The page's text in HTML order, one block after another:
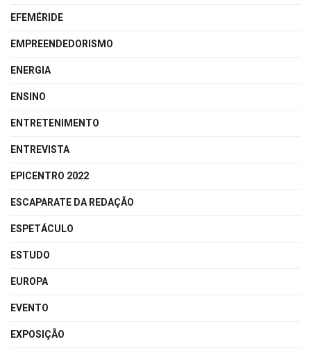
EFEMÉRIDE
EMPREENDEDORISMO
ENERGIA
ENSINO
ENTRETENIMENTO
ENTREVISTA
EPICENTRO 2022
ESCAPARATE DA REDAÇÃO
ESPETÁCULO
ESTUDO
EUROPA
EVENTO
EXPOSIÇÃO